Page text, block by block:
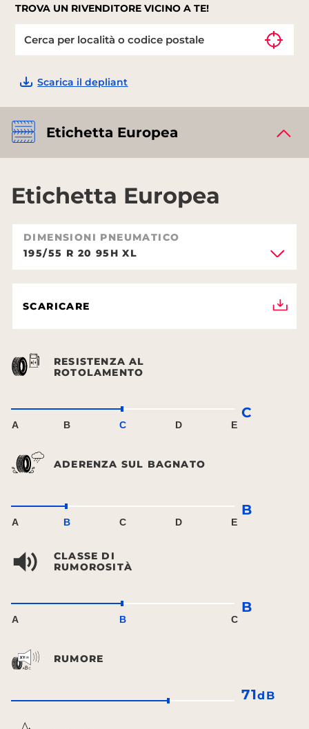
TROVA UN RIVENDITORE VICINO A TE!
Scarica il depliant
Etichetta Europea
Etichetta Europea
DIMENSIONI PNEUMATICO
195/55 R 20 95H XL
SCARICARE
RESISTENZA AL
ROTOLAMENTO
A B C D E
C
ADERENZA SUL BAGNATO
A B C D E
B
CLASSE DI
RUMOROSITÀ
A B C
B
RUMORE
71dB